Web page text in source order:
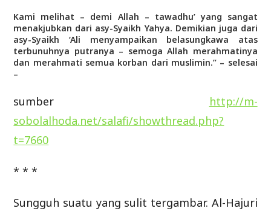
Kami melihat – demi Allah – tawadhu’ yang sangat
menakjubkan dari asy-Syaikh Yahya. Demikian juga dari
asy-Syaikh ‘Ali menyampaikan belasungkawa atas
terbunuhnya putranya – semoga Allah merahmatinya
dan merahmati semua korban dari muslimin.” – selesai
–
sumber
http://m-
sobolalhoda.net/salafi/showthread.php?
t=7660
* * *
Sungguh suatu yang sulit tergambar. Al-Hajuri